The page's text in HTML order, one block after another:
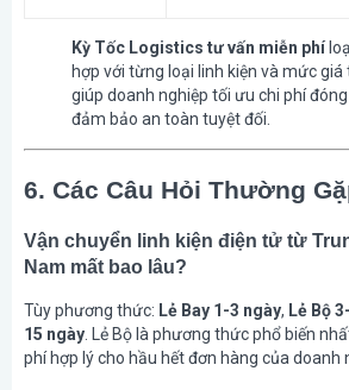
Kỳ Tốc Logistics tư vấn miễn phí
hợp với từng loại linh kiện và mức
giúp doanh nghiệp tối ưu chi phí
đảm bảo an toàn tuyệt đối.
6. Các Câu Hỏi Thường
Vận chuyển linh kiện điện tử từ
Nam mất bao lâu?
Tùy phương thức: Lẻ Bay 1-3 ngày, Lẻ Bộ
15 ngày. Lẻ Bộ là phương thức phổ biến
phí hợp lý cho hầu hết đơn hàng của doanh